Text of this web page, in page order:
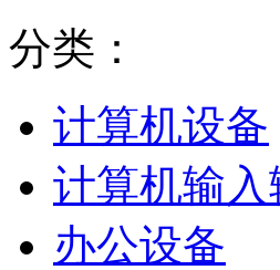
分类：
计算机设备
计算机输
办公设备